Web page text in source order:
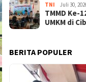
TNI Juli 30,
TMMD Ke-
UMKM di
BERITA POPULER